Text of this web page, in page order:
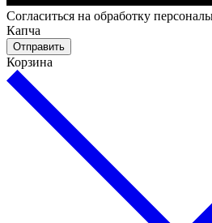
Cогласиться на обработку
Капча
Отправить
Корзина